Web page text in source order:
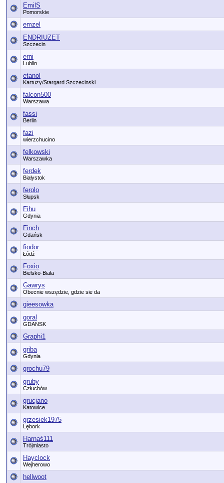
EmilS
Pomorskie
emzel
ENDRIUZET
Szczecin
erni
Lublin
etanol
Kartuzy/Stargard Szczecinski
falcon500
Warszawa
fassi
Berlin
fazi
wierzchucino
felkowski
Warszawka
ferdek
Białystok
ferolo
Słupsk
Fihu
Gdynia
Finch
Gdańsk
fiodor
Łódź
Foxio
Bielsko-Biała
Gawrys
Obecnie wszędzie, gdzie sie da
gieesowka
goral
GDANSK
Graphi1
griba
Gdynia
grochu79
gruby
Człuchów
grucjano
Katowice
grzesiek1975
Lębork
Harnaś111
Trójmiasto
Hayclock
Wejherowo
hellwoot